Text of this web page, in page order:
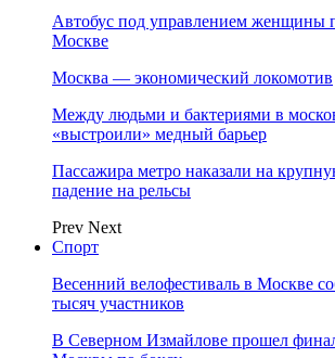
Автобус под управлением женщины
Москве
Москва — экономический локомотив
Между людьми и бактериями в
«выстроили» медный барьер
Пассажира метро наказали на
падение на рельсы
Prev Next
Спорт
Весенний велофестиваль в Москве
тысяч участников
В Северном Измайлове прошел